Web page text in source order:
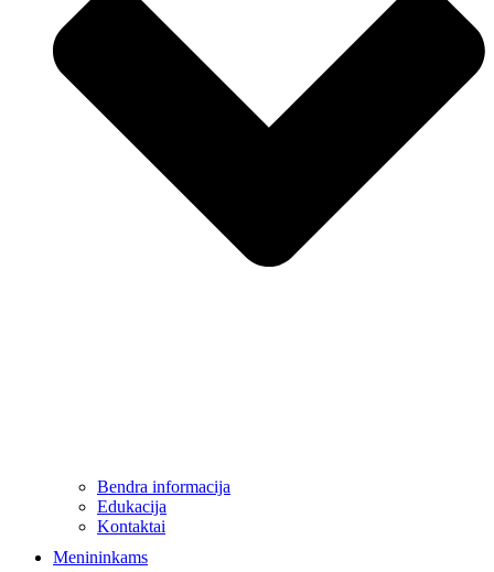
Bendra informacija
Edukacija
Kontaktai
Menininkams